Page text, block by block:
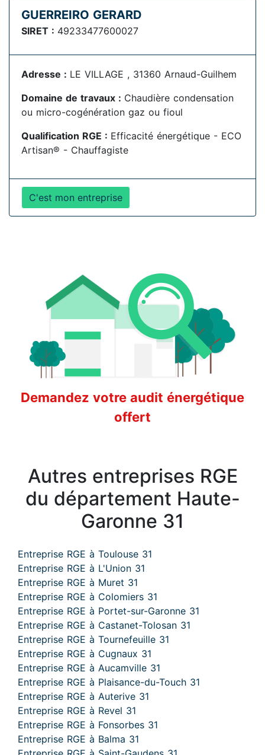
GUERREIRO GERARD
SIRET : 49233477600027
Adresse : LE VILLAGE , 31360 Arnaud-Guilhem
Domaine de travaux : Chaudière condensation
ou micro-cogénération gaz ou fioul
Qualification RGE : Efficacité énergétique - ECO
Artisan® - Chauffagiste
C'est mon entreprise
Demandez votre audit énergétique
offert
Autres entreprises RGE
du département Haute-
Garonne 31
Entreprise RGE à Toulouse 31
Entreprise RGE à L'Union 31
Entreprise RGE à Muret 31
Entreprise RGE à Colomiers 31
Entreprise RGE à Portet-sur-Garonne 31
Entreprise RGE à Castanet-Tolosan 31
Entreprise RGE à Tournefeuille 31
Entreprise RGE à Cugnaux 31
Entreprise RGE à Aucamville 31
Entreprise RGE à Plaisance-du-Touch 31
Entreprise RGE à Auterive 31
Entreprise RGE à Revel 31
Entreprise RGE à Fonsorbes 31
Entreprise RGE à Balma 31